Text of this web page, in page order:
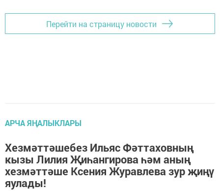
Перейти на страницу новости
АРЧА ЯҢАЛЫКЛАРЫ
Хезмәттәшебез Ильяс Фәттаховның
кызы Лилия Җиһангирова һәм аның
хезмәттәше Ксения Журавлева зур җиңү
яулады!